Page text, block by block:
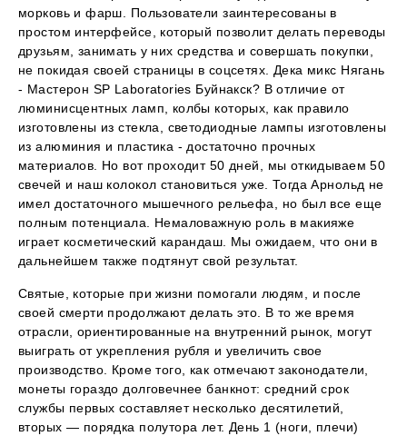
морковь и фарш. Пользователи заинтересованы в
простом интерфейсе, который позволит делать переводы
друзьям, занимать у них средства и совершать покупки,
не покидая своей страницы в соцсетях. Дека микс Нягань
- Мастерон SP Laboratories Буйнакск? В отличие от
люминисцентных ламп, колбы которых, как правило
изготовлены из стекла, светодиодные лампы изготовлены
из алюминия и пластика - достаточно прочных
материалов. Но вот проходит 50 дней, мы откидываем 50
свечей и наш колокол становиться уже. Тогда Арнольд не
имел достаточного мышечного рельефа, но был все еще
полным потенциала. Немаловажную роль в макияже
играет косметический карандаш. Мы ожидаем, что они в
дальнейшем также подтянут свой результат.
Святые, которые при жизни помогали людям, и после
своей смерти продолжают делать это. В то же время
отрасли, ориентированные на внутренний рынок, могут
выиграть от укрепления рубля и увеличить свое
производство. Кроме того, как отмечают законодатели,
монеты гораздо долговечнее банкнот: средний срок
службы первых составляет несколько десятилетий,
вторых — порядка полутора лет. День 1 (ноги, плечи)